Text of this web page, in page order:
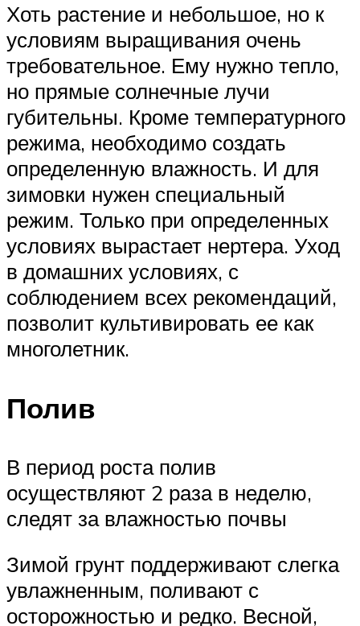
Хоть растение и небольшое, но к
условиям выращивания очень
требовательное. Ему нужно тепло,
но прямые солнечные лучи
губительны. Кроме температурного
режима, необходимо создать
определенную влажность. И для
зимовки нужен специальный
режим. Только при определенных
условиях вырастает нертера. Уход
в домашних условиях, с
соблюдением всех рекомендаций,
позволит культивировать ее как
многолетник.
Полив
В период роста полив
осуществляют 2 раза в неделю,
следят за влажностью почвы
Зимой грунт поддерживают слегка
увлажненным, поливают с
осторожностью и редко. Весной,